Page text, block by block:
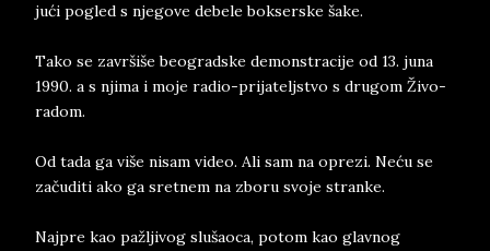
jući po­gl­ed s nje­go­ve de­be­le bok­ser­ske šake.
Tako se za­vršiše be­o­grad­ske de­mon­stra­ci­je od 13. ju­na
1990. a s nji­ma i moje ra­dio-pri­ja­teljstvo s dru­gom Živo­
ra­dom.
Od tada ga više n­i­sam vi­deo. Ali sam na opre­zi. Neću se
začudi­ti ako ga sret­nem na zbo­ru svo­je stran­ke.
Naj­pre kao pažlji­vog slu­š­a­o­ca, potom kao glavnog